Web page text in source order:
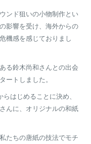
ンド狙いの小物制作とい
影響を受け、海外からの
機感を感じておりまし
る鈴木尚和さんとの出会
ートしました。
はじめることに決め、
んに、オリジナルの和紙
たちの唐紙の技法でモチ